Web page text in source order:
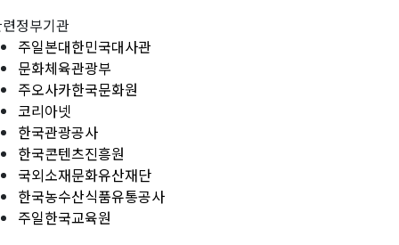
정부기관
주일본대한민국대사관
문화체육관광부
주오사카한국문화원
코리아넷
한국관광공사
한국콘텐츠진흥원
국외소재문화유산재단
한국농수산식품유통공사
주일한국교육원